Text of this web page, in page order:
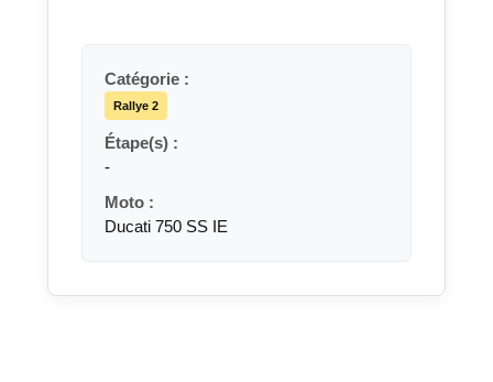
Catégorie :
Rallye 2
Étape(s) :
-
Moto :
Ducati 750 SS IE